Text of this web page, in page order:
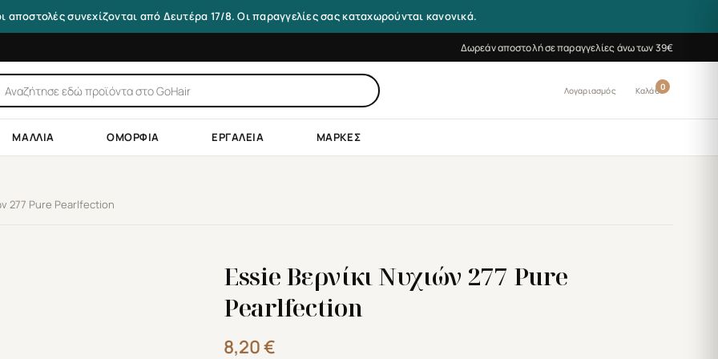
αποστολές συνεχίζονται από Δευτέρα 17/8. Οι παραγγελίες σας καταχωρούνται κανονικά.
Δωρεάν αποστολή σε παραγγελίες άνω των 39€
Λογαριασμός 0
Καλάθι
ΜΑΛΛΙΆ ΟΜΟΡΦΙΆ ΕΡΓΑΛΕΊΑ ΜΆΡΚΕΣ
277 Pure Pearlfection
Essie Βερνίκι Νυχιών 277 Pure
Pearlfection
8,20€